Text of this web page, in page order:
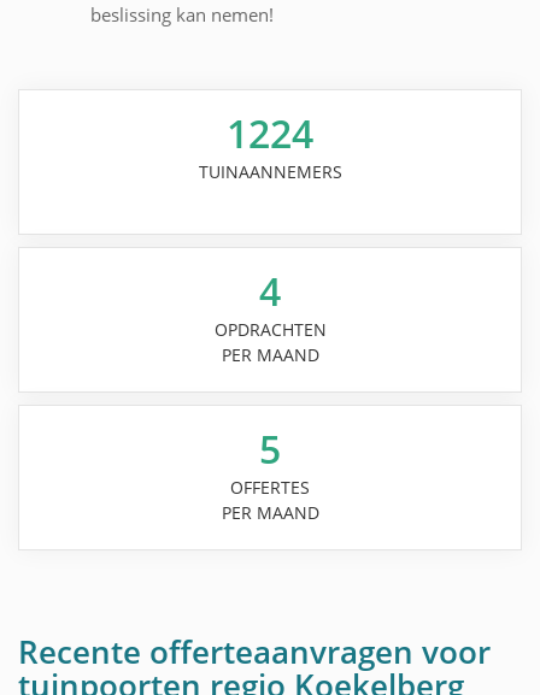
beslissing kan nemen!
1224
TUINAANNEMERS
4
OPDRACHTEN
PER MAAND
5
OFFERTES
PER MAAND
Recente offerteaanvragen voor
tuinpoorten regio Koekelberg